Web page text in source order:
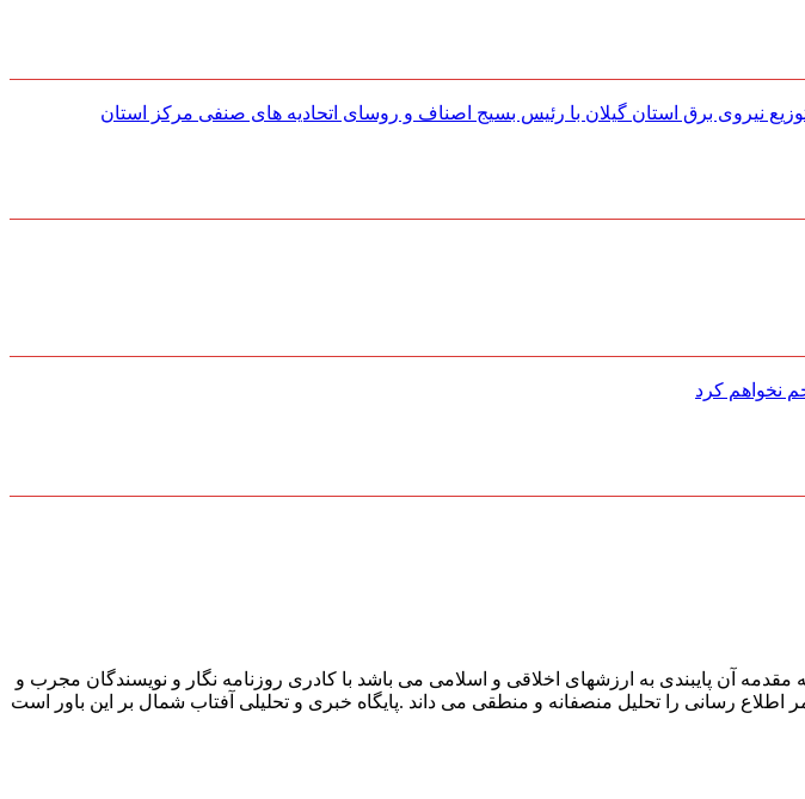
نیروی برق استان گیلان با رئیس بسیج اصناف و روسای اتحادیه های صنفی مركز استان
نخواهم کرد
آن پایبندی به ارزشهای اخلاقی و اسلامی می باشد با کادری روزنامه نگار و نویسندگان مجرب و
اطلاع رسانی را تحلیل منصفانه و منطقی می داند .پایگاه خبری و تحلیلی آفتاب شمال بر این باور است